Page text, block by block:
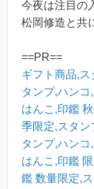
今夜は注目の
松岡修造と共
==PR==
ギフト商品,
タンプ,ハン
はんこ,印鑑
季限定,スタン
タンプ,ハン
はんこ,印鑑
鑑 数量限定,